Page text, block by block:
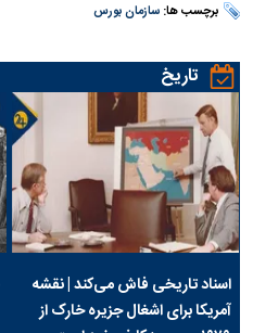
برچسب ها:سازمان بورس
تاریخ
اسناد تاریخی فاش می‌کند | نقشه
آمریکا برای اشغال جزیره خارک از